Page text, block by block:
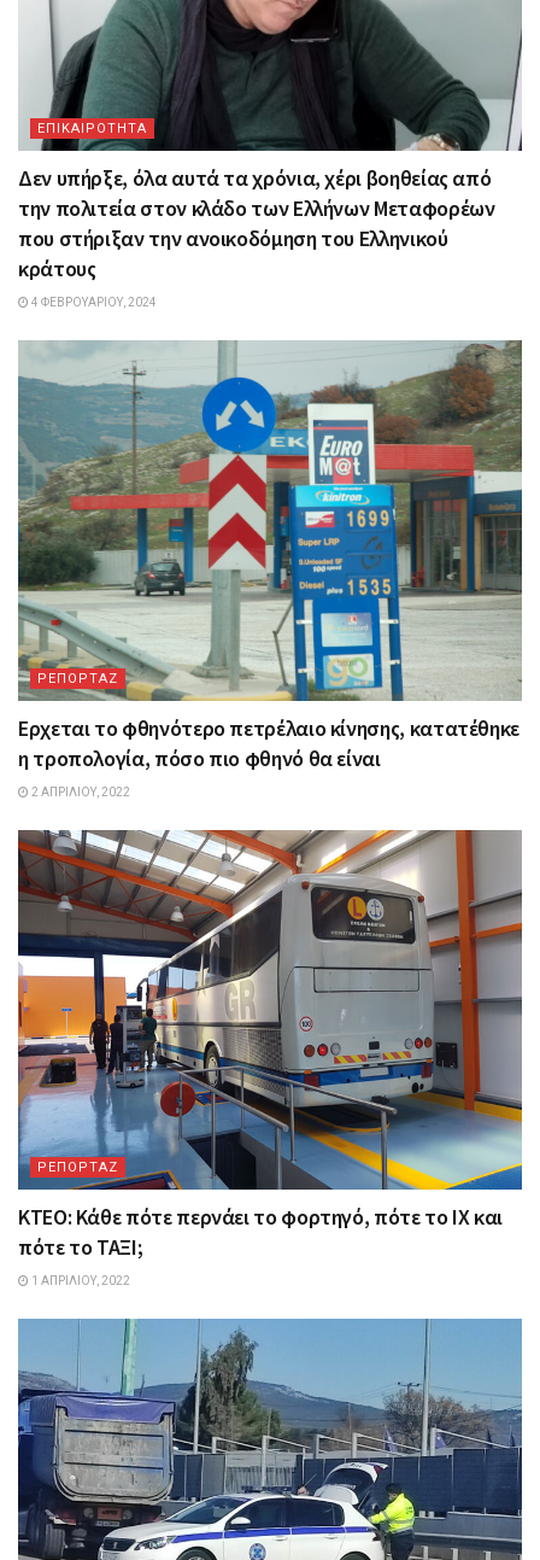
ΕΠΙΚΑΙΡΟΤΗΤΑ
Δεν υπήρξε, όλα αυτά τα χρόνια, χέρι βοηθείας από
την πολιτεία στον κλάδο των Ελλήνων Μεταφορέων
που στήριξαν την ανοικοδόμηση του Ελληνικού
κράτους
4 ΦΕΒΡΟΥΑΡΊΟΥ, 2024
ΡΕΠΟΡΤΑΖ
Ερχεται το φθηνότερο πετρέλαιο κίνησης, κατατέθηκε
η τροπολογία, πόσο πιο φθηνό θα είναι
2 ΑΠΡΙΛΊΟΥ, 2022
ΡΕΠΟΡΤΑΖ
ΚΤΕΟ: Κάθε πότε περνάει το φορτηγό, πότε το ΙΧ και
πότε το ΤΑΞΙ;
1 ΑΠΡΙΛΊΟΥ, 2022